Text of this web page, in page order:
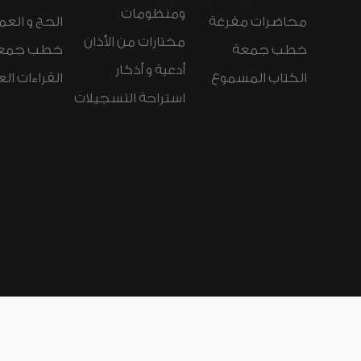
محاضرات مفرغة
خطب جمعة
الكتاب المسموع
ومنظومات
مختارات من الأذان
أدعية و أذكار
استراحة التسجيلات
الحج و
خطب
القراءات